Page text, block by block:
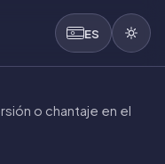
ES
o chantaje en el